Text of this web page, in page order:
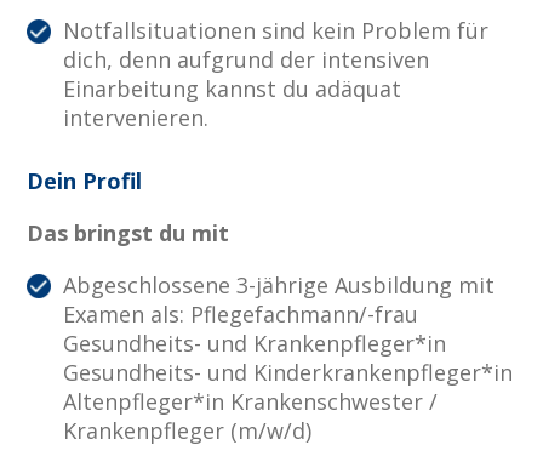
Notfallsituationen sind kein Problem für
dich, denn aufgrund der intensiven
Einarbeitung kannst du adäquat
intervenieren.
Dein Profil
Das bringst du mit
Abgeschlossene 3-jährige Ausbildung mit
Examen als: Pflegefachmann/-frau
Gesundheits- und Krankenpfleger*in
Gesundheits- und Kinderkrankenpfleger*in
Altenpfleger*in Krankenschwester /
Krankenpfleger (m/w/d)